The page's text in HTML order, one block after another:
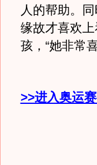
人的帮助。
缘故才喜欢
孩，“她非常
>>进入奥运